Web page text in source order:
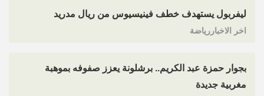
ليفربول يستهدف خطف فينيسيوس من ريال مدريد
اخر الاخباررياضة
بجوار حمزة عبد الكريم.. برشلونة يعزز صفوفه بموهبة
مغربية جديدة